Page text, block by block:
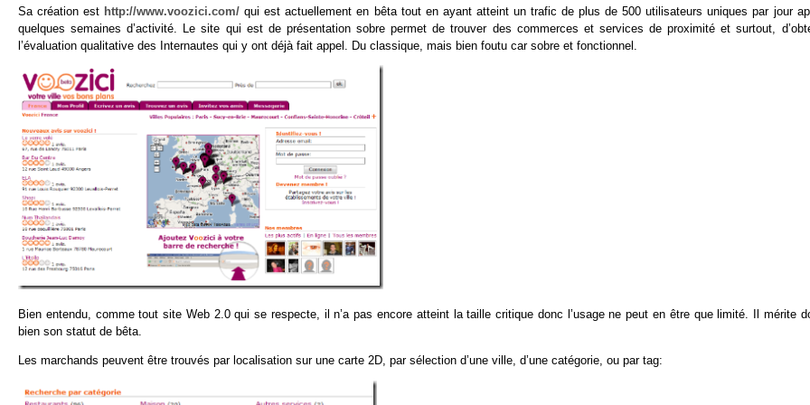
Sa création est http://www.voozici.com/ qui est actuellement en bêta tout en ayant atteint un trafic de plus de 500 utilisateurs uniques par jour
quelques semaines d’activité. Le site qui est de présentation sobre permet de trouver des commerces et services de proximité et surtout,
l’évaluation qualitative des Internautes qui y ont déjà fait appel. Du classique, mais bien foutu car sobre et fonctionnel.
Bien entendu, comme tout site Web 2.0 qui se respecte, il n’a pas encore atteint la taille critique donc l’usage ne peut en être que limité. Il mérite
bien son statut de bêta.
Les marchands peuvent être trouvés par localisation sur une carte 2D, par sélection d’une ville, d’une catégorie, ou par tag: